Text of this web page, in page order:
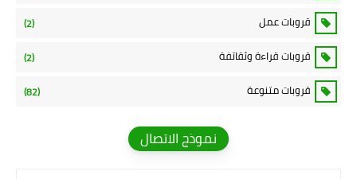
قروبات عمل (2)
قروبات قراءة وثقاتفة (2)
قروبات متنوعة (82)
نموذج الاتصال